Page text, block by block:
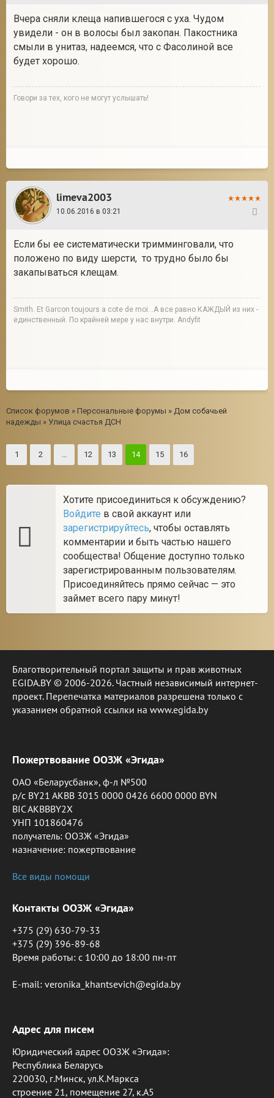
Вчера сняли клеща напившегося с уха. Чудом
увидели - он в волосы был закопан. Пакостника
смыли в унитаз, надеемся, что с Фасолиной все
будет хорошо.
Говори за тех, кого не могут услышать!
limeva2003
10.06.2016 в 03:21
Если бы ее систематически тримминговали, что
положено по виду шерсти, то трудно было бы
закапываться клещам.
Smith. Et Garcon toujours a cote de moi...А все равно КАЖДЫЙ из них -
единственный. По крайней мере у нас внутри. Andyfit
Список форумов » Персональные форумы » Дом собачьей
надежды » Улица счастья ДСН
1 2 … 12 13 14 15 16
Хотите присоединиться к обсуждению?
Войдите в свой аккаунт или
зарегистрируйтесь, чтобы оставлять
комментарии и быть частью нашего
сообщества! Общение доступно только
зарегистрированным пользователям.
Присоединяйтесь прямо сейчас — это
займет всего пару минут!
Благотворительный портал защиты и прав животных
EGIDA.BY © 2006-2026. Частный независимый интернет-
проект. Перепечатка материалов разрешена только с
указанием обратной ссылки на www.egida.by
Пожертвование ООЗЖ «Эгида»
ОАО «Беларусбанк», ф-л №500
р/с BY21 AKBB 3015 0000 0426 6600 0000 BYN
BIC AKBBBY2X
УНП 101860476
получатель: ООЗЖ «Эгида»
назначение: пожертвование
Все виды помощи
Контакты ООЗЖ «Эгида»
+375 (29) 630-79-33
+375 (29) 396-89-68
Время работы: c 10:00 до 18:00 пн-пт
E-mail: veronika_khantsevich@egida.by
Адрес для писем
Юридический адрес ООЗЖ «Эгида»:
Республика Беларусь
220030, г.Минск, ул.К.Маркса
строение 21, помещение 27, к.А5